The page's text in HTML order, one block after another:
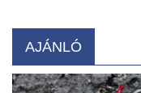
AJÁNLÓ